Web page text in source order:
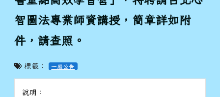
智圖法專業師資講授，簡章詳如附
件，請查照。
標籤： 一般公告
說明：